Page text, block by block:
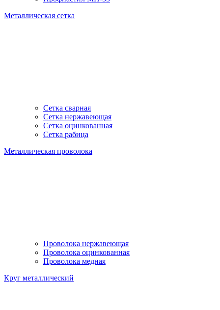
Металлическая сетка
Сетка сварная
Сетка нержавеющая
Сетка оцинкованная
Сетка рабица
Металлическая проволока
Проволока нержавеющая
Проволока оцинкованная
Проволока медная
Круг металлический